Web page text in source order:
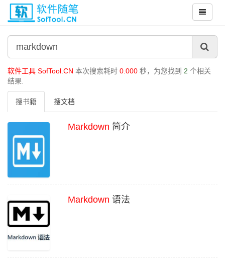
软件工具 SofTool.CN 本次搜索耗时 0.000 秒，为您找到 2 个相关
结果.
搜书籍 搜文档
Markdown 简介
Markdown 语法